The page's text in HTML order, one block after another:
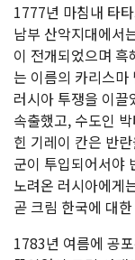
1777년 마침내 타
남부 산악지대에서
이 전개되었으며 흑
는 이름의 카리스마
러시아 투쟁을 이끌
속출했고, 수도인
힌 기레이 칸은 반
군이 투입되어서야
노려온 러시아에게
곧 크림 한국에 대
1783년 여름에 공